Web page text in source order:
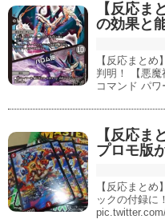
【反応ま
の効果と
【反応まと
判明！ 【悪
コマンド パワ
【反応ま
プロモ版
【反応まと
ックの付録に